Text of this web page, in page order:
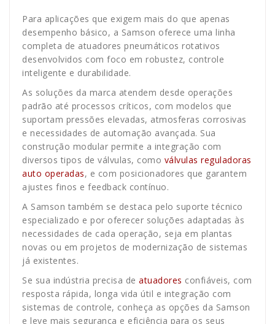
Para aplicações que exigem mais do que apenas
desempenho básico, a Samson oferece uma linha
completa de atuadores pneumáticos rotativos
desenvolvidos com foco em robustez, controle
inteligente e durabilidade.
As soluções da marca atendem desde operações
padrão até processos críticos, com modelos que
suportam pressões elevadas, atmosferas corrosivas
e necessidades de automação avançada. Sua
construção modular permite a integração com
diversos tipos de válvulas, como válvulas reguladoras
auto operadas, e com posicionadores que garantem
ajustes finos e feedback contínuo.
A Samson também se destaca pelo suporte técnico
especializado e por oferecer soluções adaptadas às
necessidades de cada operação, seja em plantas
novas ou em projetos de modernização de sistemas
já existentes.
Se sua indústria precisa de atuadores confiáveis, com
resposta rápida, longa vida útil e integração com
sistemas de controle, conheça as opções da Samson
e leve mais segurança e eficiência para os seus